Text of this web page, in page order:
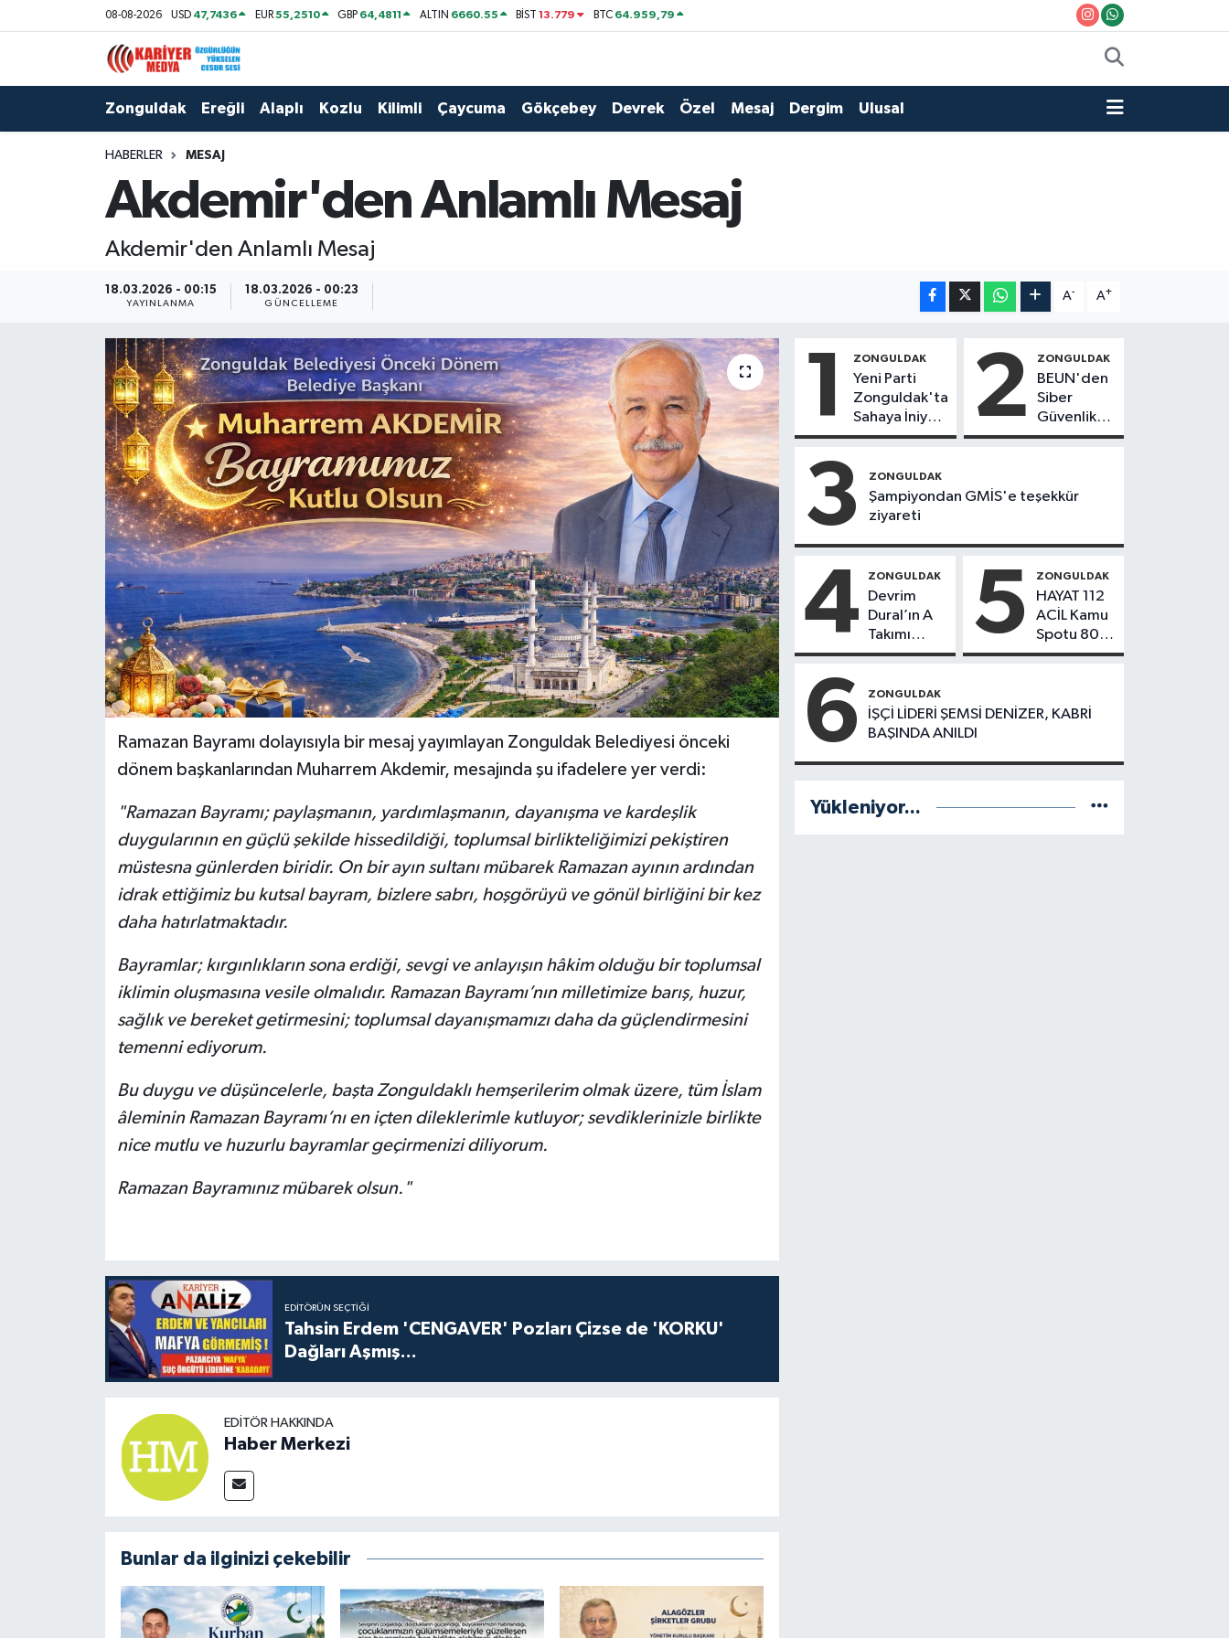
08-08-2026 USD 47,7436 EUR55,2510 GBP 64,4811 ALTIN 6660.55 BİST13.779 BTC 64.959,79
Zonguldak Ereğli Alaplı Kozlu Kilimli Çaycuma Gökçebey Devrek Özel Mesaj Dergim Ulusal
HABERLER MESAJ
Akdemir'den Anlamlı Mesaj
Akdemir'den Anlamlı Mesaj
18.03.2026 - 00:15
YAYINLANMA
18.03.2026 - 00:23
GÜNCELLEME
A- A+
Ramazan Bayramı dolayısıyla bir mesaj yayımlayan Zonguldak Belediyesi önceki
dönem başkanlarından Muharrem Akdemir, mesajında şu ifadelere yer verdi:
"Ramazan Bayramı; paylaşmanın, yardımlaşmanın, dayanışma ve kardeşlik
duygularının en güçlü şekilde hissedildiği, toplumsal birlikteliğimizi pekiştiren
müstesna günlerden biridir. On bir ayın sultanı mübarek Ramazan ayının ardından
idrak ettiğimiz bu kutsal bayram, bizlere sabrı, hoşgörüyü ve gönül birliğini bir kez
daha hatırlatmaktadır.
Bayramlar; kırgınlıkların sona erdiği, sevgi ve anlayışın hâkim olduğu bir toplumsal
iklimin oluşmasına vesile olmalıdır. Ramazan Bayramı’nın milletimize barış, huzur,
sağlık ve bereket getirmesini; toplumsal dayanışmamızı daha da güçlendirmesini
temenni ediyorum.
Bu duygu ve düşüncelerle, başta Zonguldaklı hemşerilerim olmak üzere, tüm İslam
âleminin Ramazan Bayramı’nı en içten dileklerimle kutluyor; sevdiklerinizle birlikte
nice mutlu ve huzurlu bayramlar geçirmenizi diliyorum.
Ramazan Bayramınız mübarek olsun."
EDITÖRÜN SEÇTIĞI
Tahsin Erdem 'CENGAVER' Pozları Çizse de 'KORKU'
Dağları Aşmış...
EDITÖR HAKKINDA
Haber Merkezi
Bunlar da ilginizi çekebilir
1 ZONGULDAK
Yeni Parti
Zonguldak'ta
Sahaya İniyor!
8 İlçede
Başkanlar
Göreve
Başladı
2 ZONGULDAK
BEUN'den
Siber
Güvenlik
Hamlesi
3 ZONGULDAK
Şampiyondan GMİS'e teşekkür
ziyareti
4 ZONGULDAK
Devrim
Dural’ın A
Takımı
Göreve
Yönetimde
Kimler Var?
5 ZONGULDAK
HAYAT 112
ACİL Kamu
Spotu 800
bin
6 ZONGULDAK
İŞÇİ LİDERİ ŞEMSİ DENİZER, KABRİ
BAŞINDA ANILDI
Yükleniyor...
Zonguldak
Gökçebey
Dergim
Zonguldak Nöbetçi Eczaneler
Zonguldak Hava Durumu
Zonguldak Namaz Vakitleri
Zonguldak Trafik Yoğunluk Haritası
Puan Durumu ve Fikstür
Tüm Manşetler
Son Dakika Haberleri
Haber Arşivi